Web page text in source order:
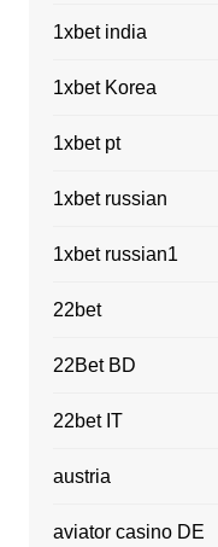
1xbet india
1xbet Korea
1xbet pt
1xbet russian
1xbet russian1
22bet
22Bet BD
22bet IT
austria
aviator casino DE